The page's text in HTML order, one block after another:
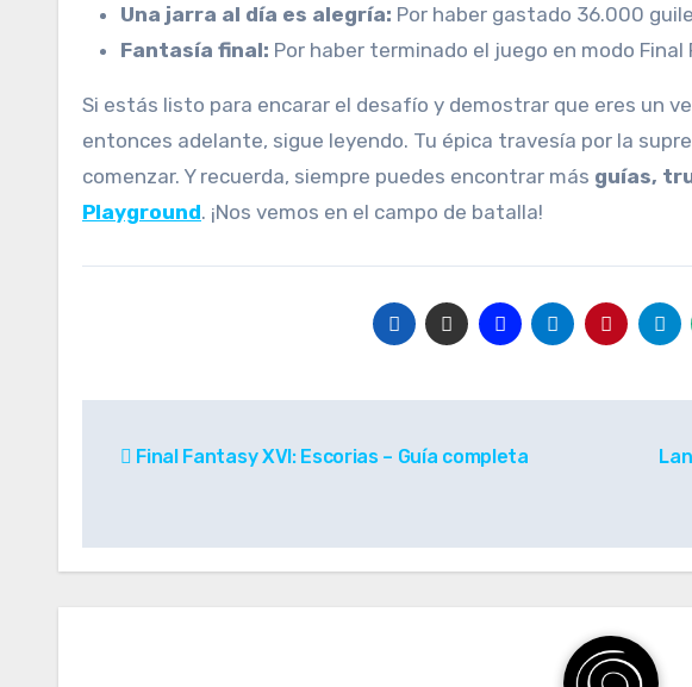
Una jarra al día es alegría: Por haber gastado 36.000
Fantasía final: Por haber terminado el juego en modo Final
Si estás listo para encarar el desafío y demostrar que eres un
entonces adelante, sigue leyendo. Tu épica travesía por la
comenzar. Y recuerda, siempre puedes encontrar más guías,
Playground. ¡Nos vemos en el campo de batalla!
de Final Fantasy XVI: Escorias – Guía completa